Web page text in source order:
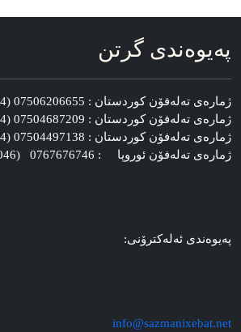
په‌یوه‌ندی گرتن
ژماره‌ی ته‌له‌فۆن کوردستان : 07506206655 (00964)
ژماره‌ی ته‌له‌فۆن کوردستان : 07504687209 (00964)
ژماره‌ی ته‌له‌فۆن کوردستان : 07504497138 (00964)
ژماره‌ی ته‌له‌فۆن ئوروپا : 0767676746 (0046)
په‌یوه‌ندی ئه‌له‌کترۆنی:
info@sazmanixebat.net